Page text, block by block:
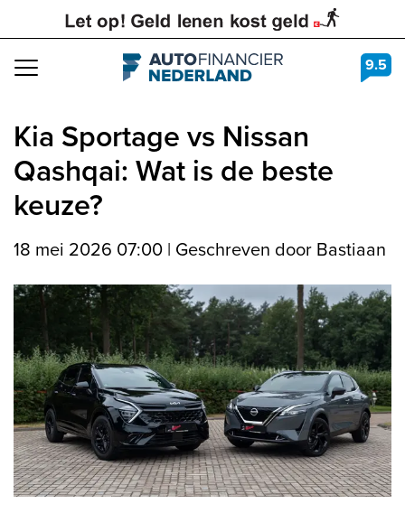
Navigation 9.5
Kia Sportage vs Nissan
Qashqai: Wat is de beste
keuze?
18 mei 2026 07:00 | Geschreven door Bastiaan